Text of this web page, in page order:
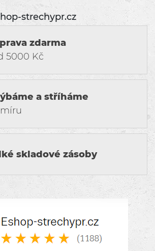
strechypr.cz
zdarma
5000 Kč
a stříháme
skladové zásoby